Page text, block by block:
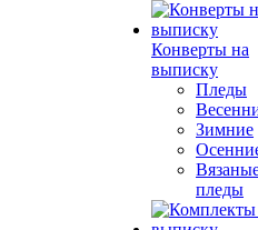
Конверты на
выписку
Пледы
Зимние
пледы